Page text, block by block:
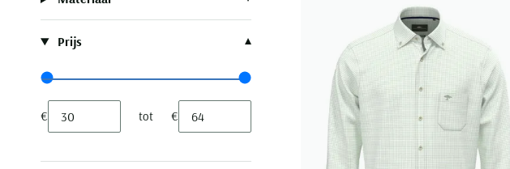
Prijs
Range slider min value
Range slider max value
Minimum value input
€ tot
Maximum value input
€